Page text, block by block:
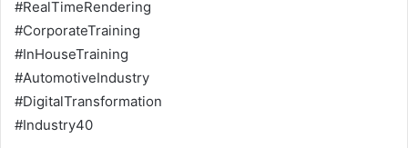
#RealTimeRendering
#CorporateTraining
#InHouseTraining
#AutomotiveIndustry
#DigitalTransformation
#Industry40